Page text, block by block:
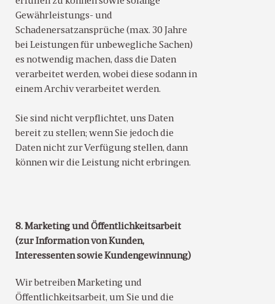
Gewährleistungs- und
Schadenersatzansprüche (max. 30 Jahre
bei Leistungen für unbewegliche Sachen)
es notwendig machen, dass die Daten
verarbeitet werden, wobei diese sodann in
einem Archiv verarbeitet werden.
Sie sind nicht verpflichtet, uns Daten
bereit zu stellen; wenn Sie jedoch die
Daten nicht zur Verfügung stellen, dann
können wir die Leistung nicht erbringen.
8. Marketing und Öffentlichkeitsarbeit
(zur Information von Kunden,
Interessenten sowie Kundengewinnung)
Wir betreiben Marketing und
Öffentlichkeitsarbeit, um Sie und die